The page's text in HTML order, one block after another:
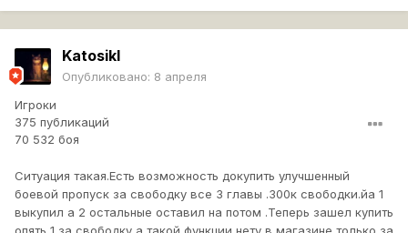
Katosikl
Опубликовано: 8 апреля
Игроки
375 публикаций
70 532 боя
Ситуация такая.Есть возможность докупить улучшенный
боевой пропуск за свободку все 3 главы .300к свободки.йа 1
выкупил а 2 остальные оставил на потом .Теперь зашел купить